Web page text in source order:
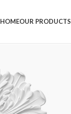
HOMEOUR PRODUCTS